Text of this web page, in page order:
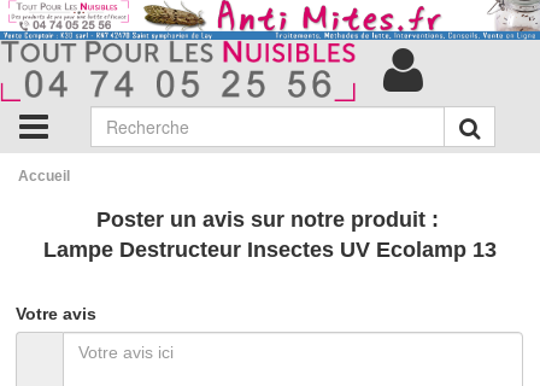
Accueil
Poster un avis sur notre produit :
Lampe Destructeur Insectes UV Ecolamp 13
Votre avis